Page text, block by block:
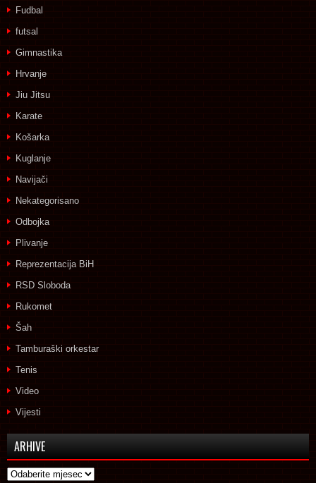
Fudbal
futsal
Gimnastika
Hrvanje
Jiu Jitsu
Karate
Košarka
Kuglanje
Navijači
Nekategorisano
Odbojka
Plivanje
Reprezentacija BiH
RSD Sloboda
Rukomet
Šah
Tamburaški orkestar
Tenis
Video
Vijesti
ARHIVE
Arhive